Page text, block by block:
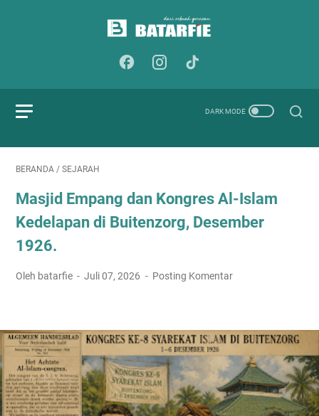
BERANDA / SEJARAH
Masjid Empang dan Kongres Al-Islam
Kedelapan di Buitenzorg, Desember
1926.
Oleh batarfie Juli 07, 2026 Posting Komentar